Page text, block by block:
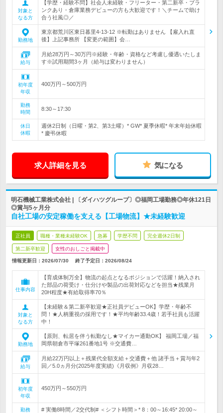
対象と
なる方
【学歴・経験不問】社会人未経験・フリーター・第二新卒・ブラ
ンクあり・倉庫業務デビューの方も大歓迎です！＼チームで助け
合う社風◎／
勤務地
東京都荒川区東日暮里4-13-12 ※転勤はありません 【雇入れ直
後】上記事務所 【変更の範囲】会…
給与
月給28万円～30万円※経験・年齢・資格など考慮し優遇いたしま
す※試用期間3ヶ月（給与は変わりません）
初年度
年収
400万円～500万円
勤務
時間
8:30～17:30
休日
休暇
週休2日制（日曜・第2、第3土曜）* GW* 夏季休暇* 年末年始休暇
* 慶弔休暇
求人詳細を見る 気になる
明石機械工業株式会社 | 〔ダイハツグループ〕◎福岡工場勤務◎年休121日
◎賞与5ヶ月分
自社工場の安定稼働を支える【工場物流】★未経験歓迎
正社員 職種・業種未経験OK 急募 学歴不問 完全週休2日制
第二新卒歓迎 女性のおしごと掲載中
情報更新日：2026/07/30 終了予定日： 2026/08/24
仕事内容
【育成体制万全】物流の起点となるポジションで活躍！納入され
た部品の荷受け・仕分けや製品の出荷対応などを担当★残業月
20H程度★有給取得率70％
対象と
なる方
【未経験＆第二新卒歓迎★正社員デビューOK】学歴・年齢不
問！★人柄重視の採用です！★平均年齢33.4歳！若手社員も活躍
中！
勤務地
【原則、転居を伴う転勤なし★マイカー通勤OK】 福岡工場／福
岡県朝倉市平塚261番地1号 ※交通費…
給与
月給22万円以上＋残業代全額支給＋交通費＋他 諸手当＋賞与年2
回／5.0ヵ月分(2025年度実績)《月収例》月収28…
初年度
年収
450万円～550万円
勤務
# 実働8時間／2交代制# ＜シフト時間＞* 8：00～16:45* 20:00～